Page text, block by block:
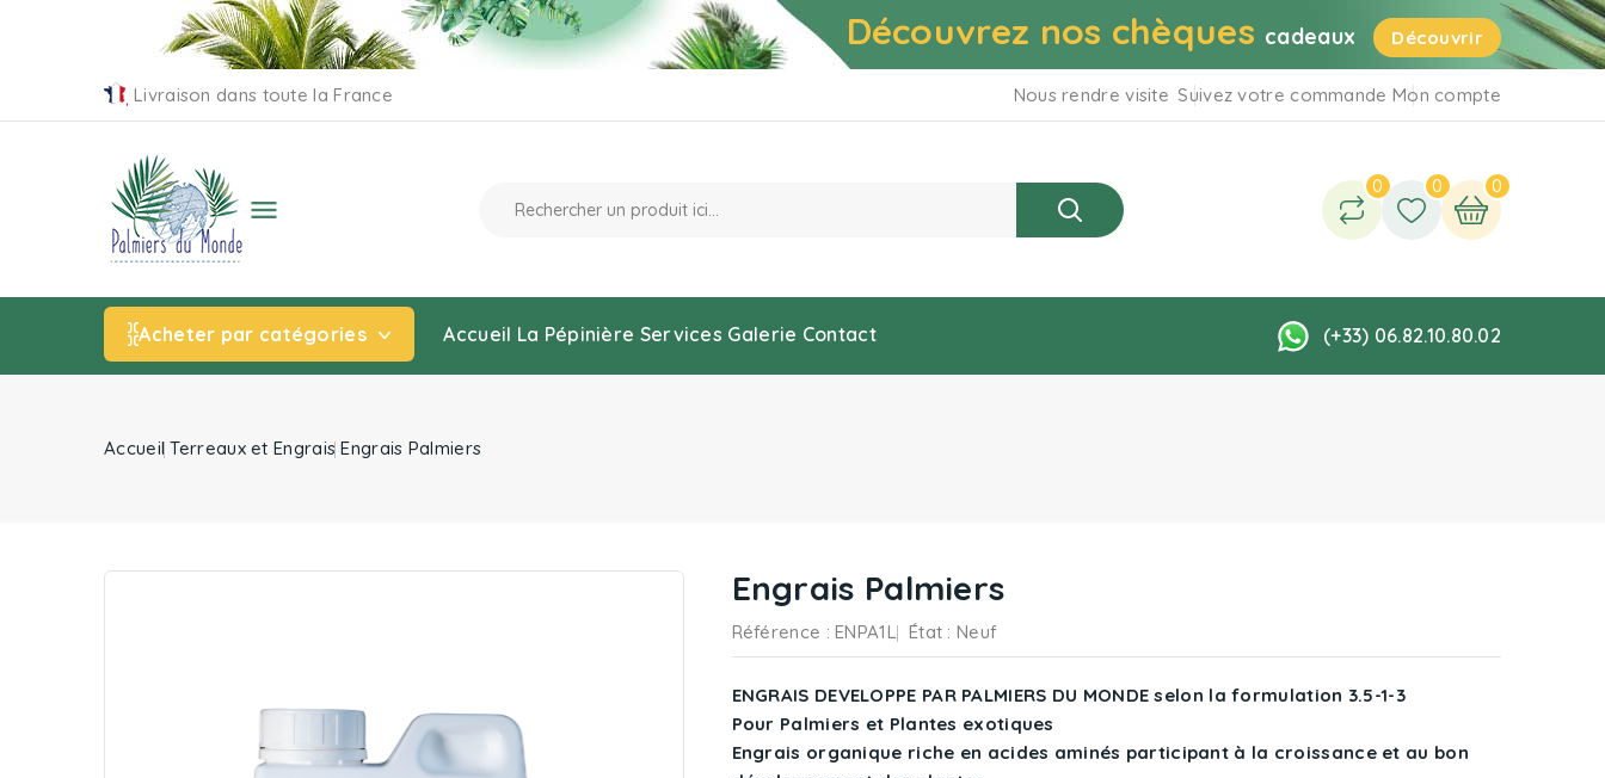
Découvrez nos chèques cadeaux Découvrir
Livraison dans toute la France Nous rendre visite Suivez votre commande Mon compte

0 0 0
Acheter par catégories Accueil La Pépinière Services Galerie Contact (+33) 06.82.10.80.02
Accueil Terreaux et Engrais Engrais Palmiers
Engrais Palmiers
Référence : ENPA1L État : Neuf
ENGRAIS DEVELOPPE PAR PALMIERS DU MONDE selon la formulation 3.5-1-3
Pour Palmiers et Plantes exotiques
Engrais organique riche en acides aminés participant à la croissance et au bon